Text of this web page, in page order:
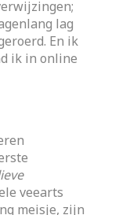
lag
En ik
ik in online
veearts
meisje, zijn